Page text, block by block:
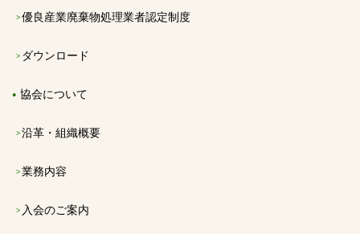
優良産業廃棄物処理業者認定制度
ダウンロード
協会について
沿革・組織概要
業務内容
入会のご案内